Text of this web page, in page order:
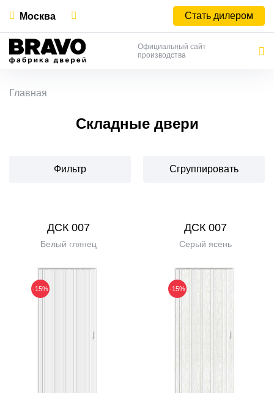
Москва Стать дилером
Официальный сайт
производства
Главная
Складные двери
Фильтр Сгруппировать
ДСК 007
Белый глянец
-15%
ДСК 007
Серый ясень
-15%